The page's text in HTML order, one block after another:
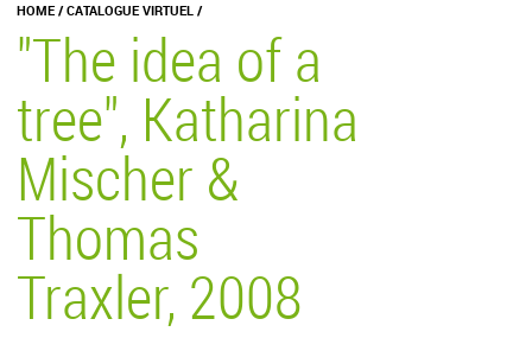
HOME /CATALOGUE VIRTUEL /
"The idea of a
tree", Katharina
Mischer &
Thomas
Traxler, 2008